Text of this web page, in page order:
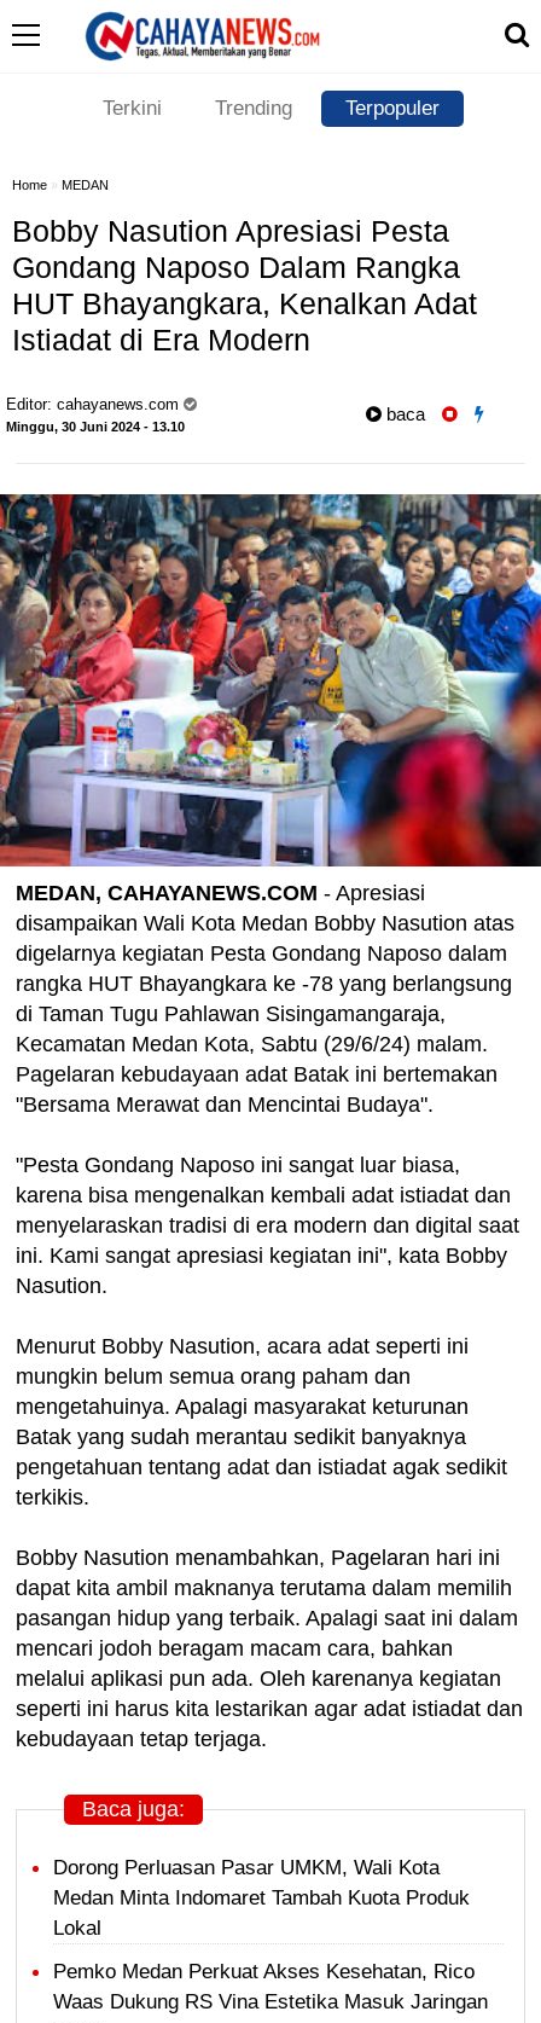
Terkini Trending Terpopuler
Home » MEDAN
Bobby Nasution Apresiasi Pesta
Gondang Naposo Dalam Rangka
HUT Bhayangkara, Kenalkan Adat
Istiadat di Era Modern
Editor: cahayanews.com
Minggu, 30 Juni 2024 - 13.10
baca
MEDAN, CAHAYANEWS.COM - Apresiasi
disampaikan Wali Kota Medan Bobby Nasution atas
digelarnya kegiatan Pesta Gondang Naposo dalam
rangka HUT Bhayangkara ke -78 yang berlangsung
di Taman Tugu Pahlawan Sisingamangaraja,
Kecamatan Medan Kota, Sabtu (29/6/24) malam.
Pagelaran kebudayaan adat Batak ini bertemakan
"Bersama Merawat dan Mencintai Budaya".
"Pesta Gondang Naposo ini sangat luar biasa,
karena bisa mengenalkan kembali adat istiadat dan
menyelaraskan tradisi di era modern dan digital saat
ini. Kami sangat apresiasi kegiatan ini", kata Bobby
Nasution.
Menurut Bobby Nasution, acara adat seperti ini
mungkin belum semua orang paham dan
mengetahuinya. Apalagi masyarakat keturunan
Batak yang sudah merantau sedikit banyaknya
pengetahuan tentang adat dan istiadat agak sedikit
terkikis.
Bobby Nasution menambahkan, Pagelaran hari ini
dapat kita ambil maknanya terutama dalam memilih
pasangan hidup yang terbaik. Apalagi saat ini dalam
mencari jodoh beragam macam cara, bahkan
melalui aplikasi pun ada. Oleh karenanya kegiatan
seperti ini harus kita lestarikan agar adat istiadat dan
kebudayaan tetap terjaga.
Baca juga:
Dorong Perluasan Pasar UMKM, Wali Kota
Medan Minta Indomaret Tambah Kuota Produk
Lokal
Pemko Medan Perkuat Akses Kesehatan, Rico
Waas Dukung RS Vina Estetika Masuk Jaringan